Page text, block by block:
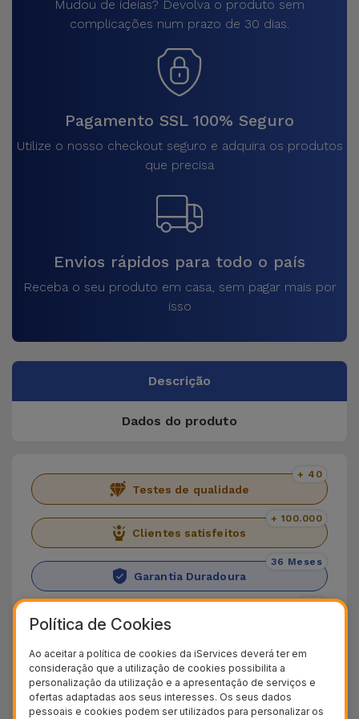
Mudou de ideias? Devolva o produto sem
complicações num prazo de 30 dias.
Pagamento SSL 100% Seguro
Utilize o nosso checkout seguro e adquira os produtos
que precisa
Envios rápidos para todo o país
Receba o seu produto em casa, sem pagar mais por
isso
Descrição
Dados do produto
Testes de qualidade
+ 40
Clientes satisfeitos
+ 100.000
Garantia Duradoura
36 Meses
Entrega Grátis
24H
Conheça o iPad Air 2020
Compre na iServices oiPad Air 2020 (4ª
Política de Cookies
Ao aceitar a política de cookies da iServices deverá ter em
consideração que a utilização de cookies possibilita a
personalização da utilização e a apresentação de serviços e
ofertas adaptadas aos seus interesses. Os seus dados
pessoais e cookies podem ser utilizados para personalizar os